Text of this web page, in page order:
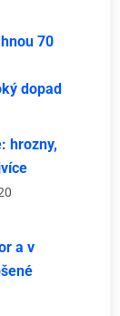
70
dopad
hrozny,
a v